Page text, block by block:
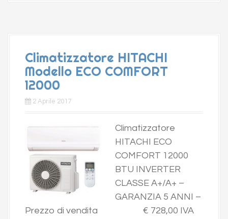
Climatizzatore HITACHI
Modello ECO COMFORT
12000
2 Aprile 2017
Climatizzatore
HITACHI ECO
COMFORT 12000
BTU INVERTER
CLASSE A+/A+ –
GARANZIA 5 ANNI –
Prezzo di vendita € 728,00 IVA